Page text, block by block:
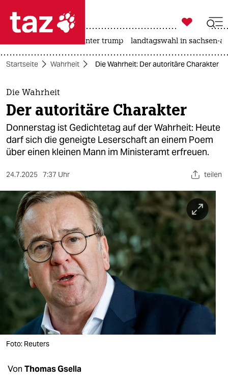
 taz zahl ich
taz zahl ich
themen
politik
öko
sport
berlin
nord
wahrheit
verlag
verlag
veranstaltungen

taz zahl ich
usa unter trump landtagswahl in sachsen-
Startseite Wahrheit Die Wahrheit: Der autoritäre Charakter
Die Wahrheit
Der autoritäre Charakter
Donnerstag ist Gedichtetag auf der Wahrheit: Heute
darf sich die geneigte Leserschaft an einem Poem
über einen kleinen Mann im Ministeramt erfreuen.
24.7.2025 7:37 Uhr teilen
Foto: Reuters
Von Thomas Gsella